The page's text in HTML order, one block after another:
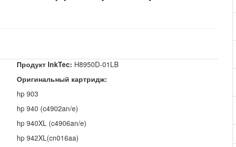
Продукт InkTec: H8950D-01LB
Оригинальный картридж:
hp 903
hp 940 (c4902an/e)
hp 940XL (c4906an/e)
hp 942XL(cn016aa)